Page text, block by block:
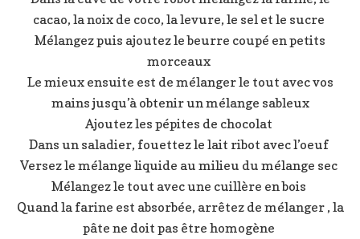
cacao, la noix de coco, la levure, le sel et le sucre
Mélangez puis ajoutez le beurre coupé en petits
morceaux
Le mieux ensuite est de mélanger le tout avec vos
mains jusqu’à obtenir un mélange sableux
Ajoutez les pépites de chocolat
Dans un saladier, fouettez le lait ribot avec l’oeuf
Versez le mélange liquide au milieu du mélange sec
Mélangez le tout avec une cuillère en bois
Quand la farine est absorbée, arrêtez de mélanger , la
pâte ne doit pas être homogène